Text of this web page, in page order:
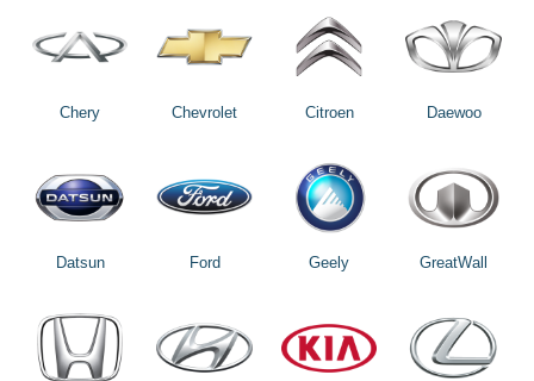
Chery Chevrolet Citroen Daewoo
Datsun Ford Geely GreatWall